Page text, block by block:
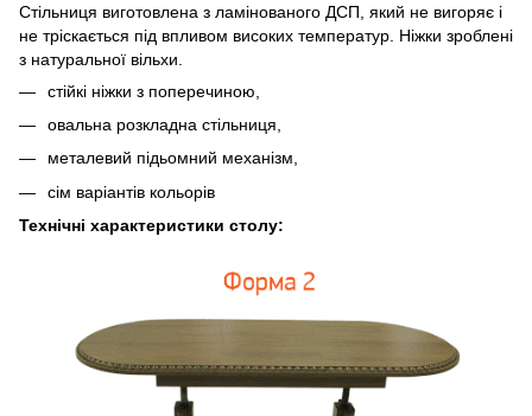
Стільниця виготовлена з ламінованого ДСП, який не вигоряє і
не тріскається під впливом високих температур. Ніжки зроблені
з натуральної вільхи.
стійкі ніжки з поперечиною,
овальна розкладна стільниця,
металевий підьомний механізм,
сім варіантів кольорів
Технічні характеристики столу: